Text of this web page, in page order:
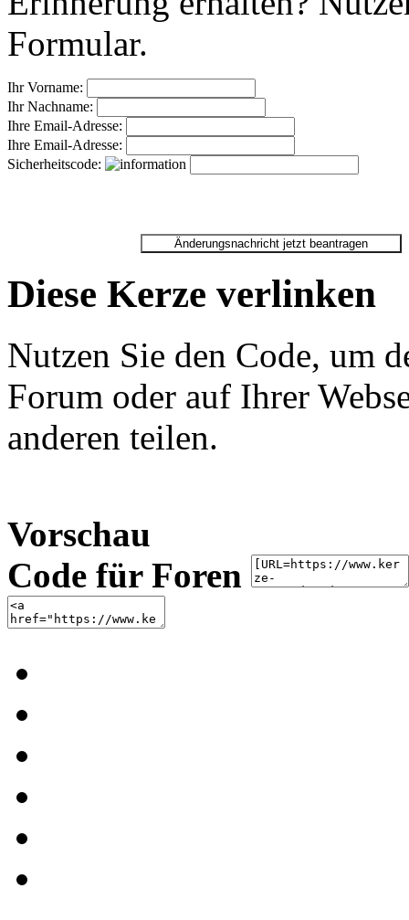
Formular.
Ihr Vorname:
Ihr Nachname:
Ihre Email-Adresse:
Ihre Email-Adresse:
Sicherheitscode:
Diese Kerze verlinken
Nutzen Sie den Code, um
Forum oder auf Ihrer
anderen teilen.
Vorschau
Code für Foren